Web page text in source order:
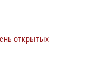
смыслов»
открытых